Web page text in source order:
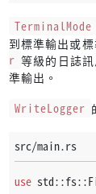
TerminalMode
到標準輸出或
r 等級的日誌
準輸出。
WriteLogger
src/main.rs
use